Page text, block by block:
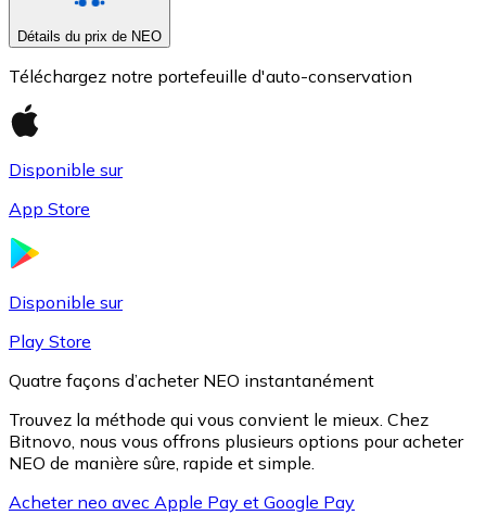
Détails du prix de NEO
Téléchargez notre portefeuille d'auto-conservation
Disponible sur
App Store
Disponible sur
Play Store
Quatre façons d’acheter NEO instantanément
Trouvez la méthode qui vous convient le mieux. Chez
Bitnovo, nous vous offrons plusieurs options pour acheter
NEO de manière sûre, rapide et simple.
Acheter neo avec Apple Pay et Google Pay